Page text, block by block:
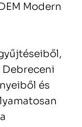
Modern
és